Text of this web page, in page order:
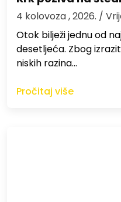
4 kolovoza , 2026. /
Otok bilježi jednu od
desetljeća. Zbog
niskih razina…
Pročitaj više